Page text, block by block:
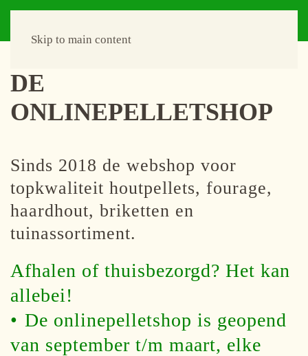
Skip to main content
DE
ONLINEPELLETSHOP
Sinds 2018 de webshop voor
topkwaliteit houtpellets, fourage,
haardhout, briketten en
tuinassortiment.
Afhalen of thuisbezorgd? Het kan
allebei!
•⁠ ⁠De onlinepelletshop is geopend
van september t/m maart, elke